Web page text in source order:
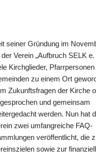
seiner Gründung im
der Verein „Aufbruch SELK e.
Kirchglieder, Pfarrpersonen
zu einem Ort
Zukunftsfragen der Kirche
und gemeinsam
werden. Nun hat
zwei umfangreiche FAQ-
veröffentlicht, die
sowie zur